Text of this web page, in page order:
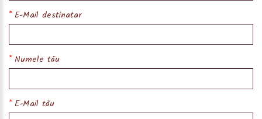
E-Mail destinatar
Numele tău
E-Mail tău